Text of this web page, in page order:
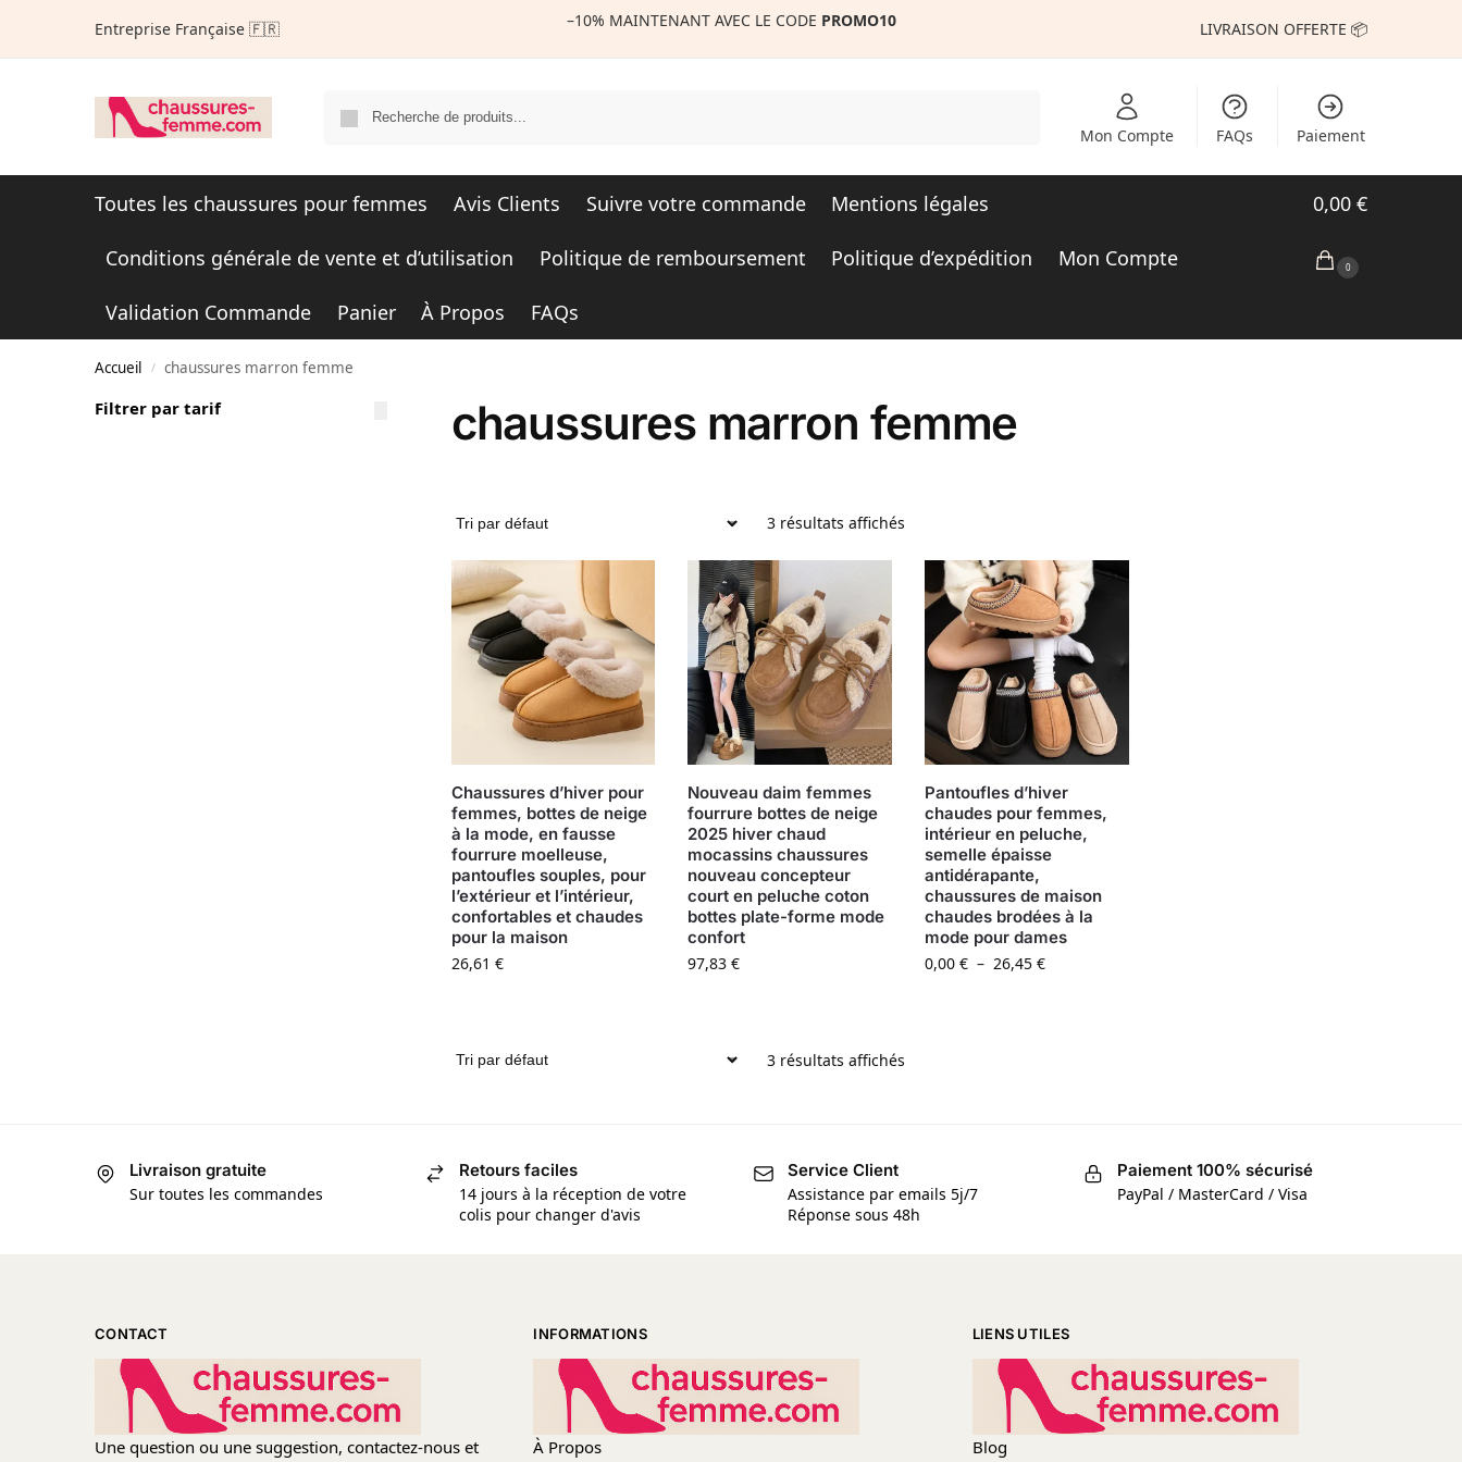
Entreprise Française 🇫🇷 –10% MAINTENANT AVEC LE CODE PROMO10 LIVRAISON OFFERTE 📦
Mon Compte FAQs Paiement
Toutes les chaussures pour femmes Avis Clients Suivre votre commande Mentions légales
Conditions générale de vente et d’utilisation Politique de remboursement Politique d’expédition Mon Compte
Validation Commande Panier À Propos FAQs
0,00 €
0
Accueil / chaussures marron femme
chaussures marron femme
3 résultats affichés
Chaussures d’hiver pour
femmes, bottes de neige
à la mode, en fausse
fourrure moelleuse,
pantoufles souples, pour
l’extérieur et l’intérieur,
confortables et chaudes
pour la maison
26,61 €
Nouveau daim femmes
fourrure bottes de neige
2025 hiver chaud
mocassins chaussures
nouveau concepteur
court en peluche coton
bottes plate-forme mode
confort
97,83€
Pantoufles d’hiver
chaudes pour femmes,
intérieur en peluche,
semelle épaisse
antidérapante,
chaussures de maison
chaudes brodées à la
mode pour dames
0,00€ – 26,45€
3 résultats affichés
Filtrer par tarif
Livraison gratuite
Sur toutes les commandes
Retours faciles
14 jours à la réception de votre
colis pour changer d'avis
Service Client
Assistance par emails 5j/7
Réponse sous 48h
Paiement 100% sécurisé
PayPal / MasterCard / Visa
CONTACT
Une question ou une suggestion, contactez-nous et
INFORMATIONS
À Propos
LIENS UTILES
Blog